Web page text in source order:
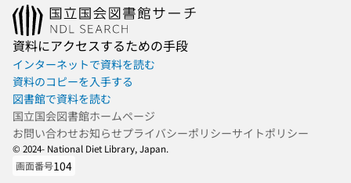
資料にアクセスするための手段
インターネットで資料を読む
資料のコピーを入手する
図書館で資料を読む
国立国会図書館ホームページ
お問い合わせお知らせプライバシーポリシーサイトポリシー
© 2024- National Diet Library, Japan.
画面番号104